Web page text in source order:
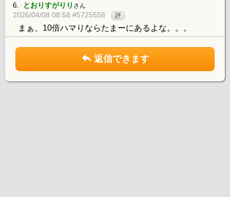
6. とおりすがりり さん
2026/04/08 08:58 #5725558 評
まぁ、10倍ハマりならたまーにあるよな。。。
返信できます